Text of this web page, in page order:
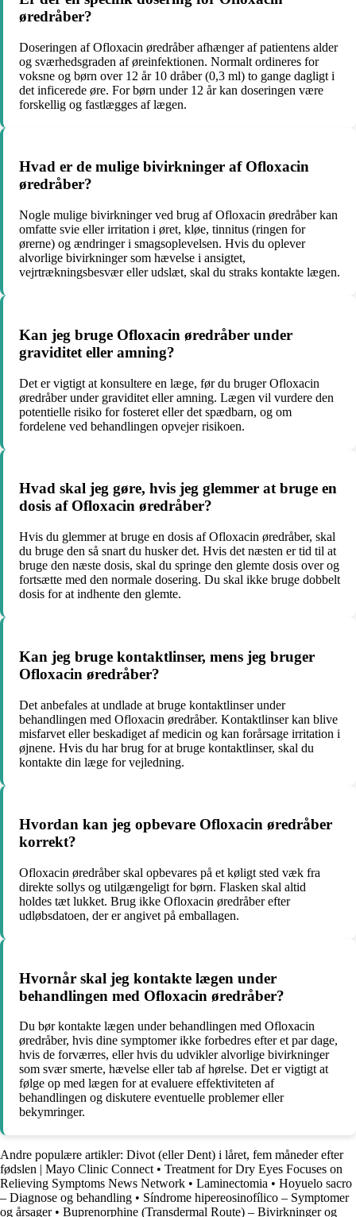
øredråber?
Doseringen af ​​Ofloxacin øredråber afhænger af patientens alder
og sværhedsgraden af ​​øreinfektionen. Normalt ordineres for
voksne og børn over 12 år 10 dråber (0,3 ml) to gange dagligt i
det inficerede øre. For børn under 12 år kan doseringen være
forskellig og fastlægges af lægen.
Hvad er de mulige bivirkninger af Ofloxacin
øredråber?
Nogle mulige bivirkninger ved brug af Ofloxacin øredråber kan
omfatte svie eller irritation i øret, kløe, tinnitus (ringen for
ørerne) og ændringer i smagsoplevelsen. Hvis du oplever
alvorlige bivirkninger som hævelse i ansigtet,
vejrtrækningsbesvær eller udslæt, skal du straks kontakte lægen.
Kan jeg bruge Ofloxacin øredråber under
graviditet eller amning?
Det er vigtigt at konsultere en læge, før du bruger Ofloxacin
øredråber under graviditet eller amning. Lægen vil vurdere den
potentielle risiko for fosteret eller det spædbarn, og om
fordelene ved behandlingen opvejer risikoen.
Hvad skal jeg gøre, hvis jeg glemmer at bruge en
dosis af Ofloxacin øredråber?
Hvis du glemmer at bruge en dosis af Ofloxacin øredråber, skal
du bruge den så snart du husker det. Hvis det næsten er tid til at
bruge den næste dosis, skal du springe den glemte dosis over og
fortsætte med den normale dosering. Du skal ikke bruge dobbelt
dosis for at indhente den glemte.
Kan jeg bruge kontaktlinser, mens jeg bruger
Ofloxacin øredråber?
Det anbefales at undlade at bruge kontaktlinser under
behandlingen med Ofloxacin øredråber. Kontaktlinser kan blive
misfarvet eller beskadiget af medicin og kan forårsage irritation i
øjnene. Hvis du har brug for at bruge kontaktlinser, skal du
kontakte din læge for vejledning.
Hvordan kan jeg opbevare Ofloxacin øredråber
korrekt?
Ofloxacin øredråber skal opbevares på et køligt sted væk fra
direkte sollys og utilgængeligt for børn. Flasken skal altid
holdes tæt lukket. Brug ikke Ofloxacin øredråber efter
udløbsdatoen, der er angivet på emballagen.
Hvornår skal jeg kontakte lægen under
behandlingen med Ofloxacin øredråber?
Du bør kontakte lægen under behandlingen med Ofloxacin
øredråber, hvis dine symptomer ikke forbedres efter et par dage,
hvis de forværres, eller hvis du udvikler alvorlige bivirkninger
som svær smerte, hævelse eller tab af hørelse. Det er vigtigt at
følge op med lægen for at evaluere effektiviteten af
behandlingen og diskutere eventuelle problemer eller
bekymringer.
Andre populære artikler: Divot (eller Dent) i låret, fem måneder efter
fødslen | Mayo Clinic Connect • Treatment for Dry Eyes Focuses on
Relieving Symptoms News Network • Laminectomia • Hoyuelo sacro
– Diagnose og behandling • Síndrome hipereosinofílico – Symptomer
og årsager• Buprenorphine (Transdermal Route) – Bivirkninger og